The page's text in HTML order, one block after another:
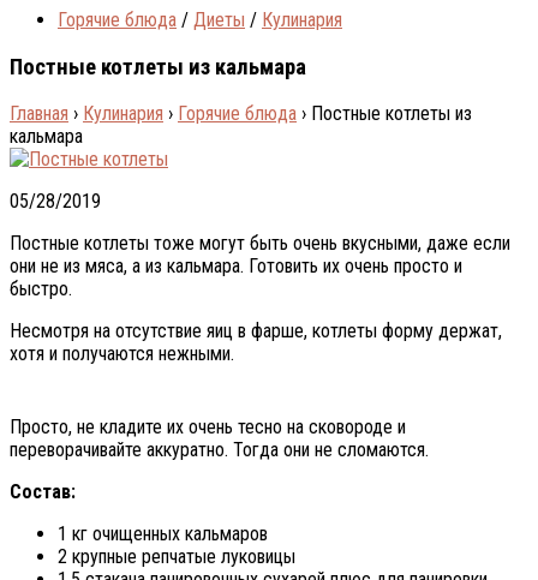
Горячие блюда / Диеты / Кулинария
Постные котлеты из кальмара
Главная › Кулинария › Горячие блюда › Постные котлеты из
кальмара
05/28/2019
Постные котлеты тоже могут быть очень вкусными, даже если
они не из мяса, а из кальмара. Готовить их очень просто и
быстро.
Несмотря на отсутствие яиц в фарше, котлеты форму держат,
хотя и получаются нежными.
Просто, не кладите их очень тесно на сковороде и
переворачивайте аккуратно. Тогда они не сломаются.
Состав:
1 кг очищенных кальмаров
2 крупные репчатые луковицы